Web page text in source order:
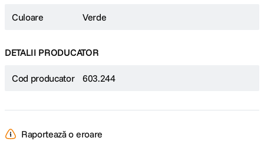
Culoare Verde
DETALII PRODUCATOR
Cod producator 603.244
Raportează o eroare